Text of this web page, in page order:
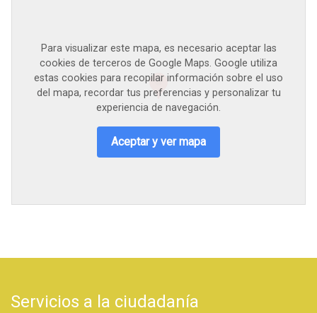
Para visualizar este mapa, es necesario aceptar las
cookies de terceros de Google Maps. Google utiliza
estas cookies para recopilar información sobre el uso
del mapa, recordar tus preferencias y personalizar tu
experiencia de navegación.
Aceptar y ver mapa
Servicios a la ciudadanía